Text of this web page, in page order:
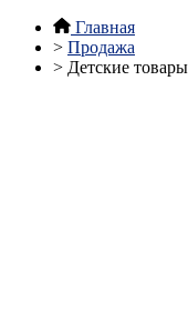
Главная
> Продажа
> Детские товары